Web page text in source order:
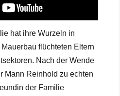
hat ihre Wurzeln in
flüchteten Eltern
Nach der Wende
Mann Reinhold zu echten
der Familie